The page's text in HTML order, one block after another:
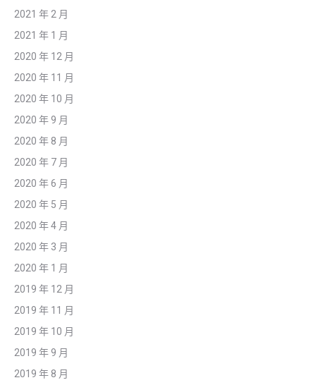
2021 年 2 月
2021 年 1 月
2020 年 12 月
2020 年 11 月
2020 年 10 月
2020 年 9 月
2020 年 8 月
2020 年 7 月
2020 年 6 月
2020 年 5 月
2020 年 4 月
2020 年 3 月
2020 年 1 月
2019 年 12 月
2019 年 11 月
2019 年 10 月
2019 年 9 月
2019 年 8 月